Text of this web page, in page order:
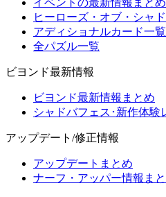
イベントの最新情報まとめ
ヒーローズ・オブ・シャ
アディショナルカード一覧
全パズル一覧
ビヨンド最新情報
ビヨンド最新情報まとめ
シャドバフェス･新作体験
アップデート/修正情報
アップデートまとめ
ナーフ・アッパー情報ま